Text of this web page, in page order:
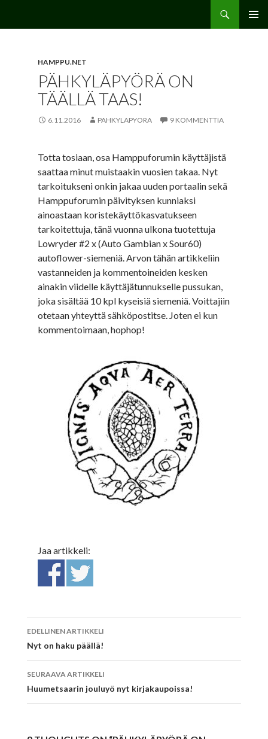
HAMPPU.NET
PÄHKYLÄPYÖRÄ ON
TÄÄLLÄ TAAS!
6.11.2016 PAHKYLAPYORA 9 KOMMENTTIA
Totta tosiaan, osa Hamppuforumin käyttäjistä
saattaa minut muistaakin vuosien takaa. Nyt
tarkoitukseni onkin jakaa uuden portaalin sekä
Hamppuforumin päivityksen kunniaksi
ainoastaan koristekäyttökasvatukseen
tarkoitettuja, tänä vuonna ulkona tuotettuja
Lowryder #2 x (Auto Gambian x Sour60)
autoflower-siemeniä. Arvon tähän artikkeliin
vastanneiden ja kommentoineiden kesken
ainakin viidelle käyttäjätunnukselle pussukan,
joka sisältää 10 kpl kyseisiä siemeniä. Voittajiin
otetaan yhteyttä sähköpostitse. Joten ei kun
kommentoimaan, hophop!
Jaa artikkeli:
Artikkelien
selaus
EDELLINEN ARTIKKELI
Nyt on haku päällä!
SEURAAVA ARTIKKELI
Huumetsaarin jouluyö nyt kirjakaupoissa!